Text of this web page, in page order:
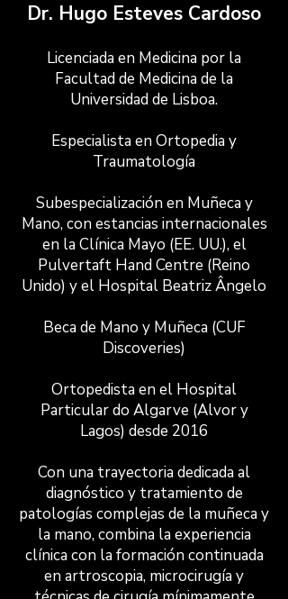
Dr. Hugo Esteves Cardoso
Licenciada en Medicina por la
Facultad de Medicina de la
Universidad de Lisboa.
Especialista en Ortopedia y
Traumatología
Subespecialización en Muñeca y
Mano, con estancias internacionales
en la Clínica Mayo (EE. UU.), el
Pulvertaft Hand Centre (Reino
Unido) y el Hospital Beatriz Ângelo
Beca de Mano y Muñeca (CUF
Discoveries)
Ortopedista en el Hospital
Particular do Algarve (Alvor y
Lagos) desde 2016
Con una trayectoria dedicada al
diagnóstico y tratamiento de
patologías complejas de la muñeca y
la mano, combina la experiencia
clínica con la formación continuada
en artroscopia, microcirugía y